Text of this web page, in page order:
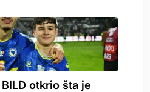
otkrio šta je